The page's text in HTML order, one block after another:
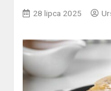
28 lipca 2025